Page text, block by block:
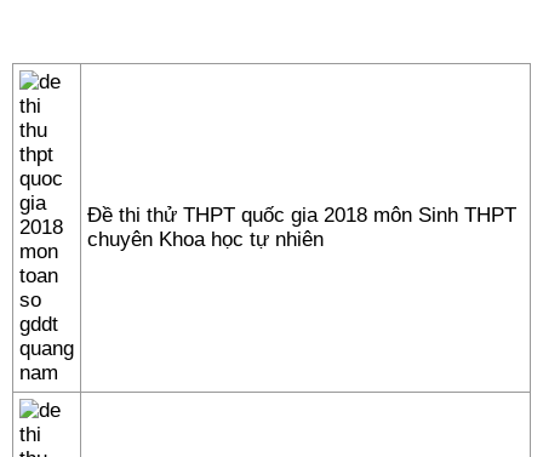
Đề thi thử THPT quốc gia 2018 môn Sinh THPT
chuyên Khoa học tự nhiên